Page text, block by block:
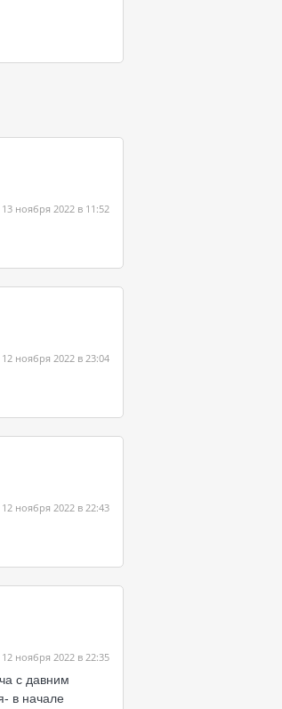
13 ноября 2022 в 11:52
12 ноября 2022 в 23:04
12 ноября 2022 в 22:43
12 ноября 2022 в 22:35
с давним
в начале